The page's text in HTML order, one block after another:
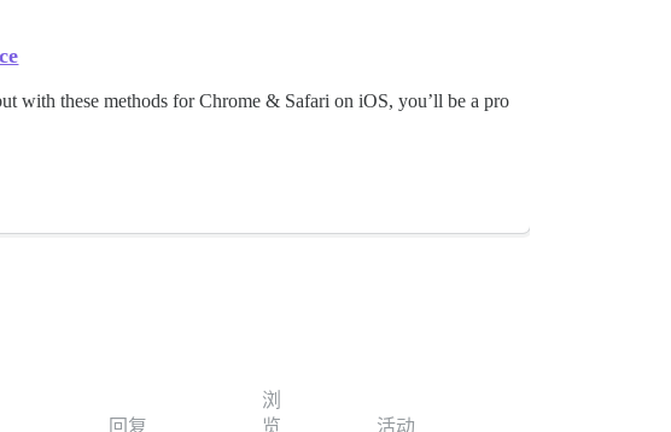
with these methods for Chrome & Safari on iOS, you’ll be a pro
回复
浏
览
活动